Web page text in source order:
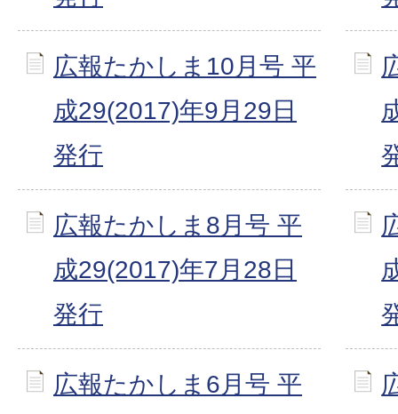
広報たかしま10月号 平
成29(2017)年9月29日
発行
広報たかしま8月号 平
成29(2017)年7月28日
発行
広報たかしま6月号 平